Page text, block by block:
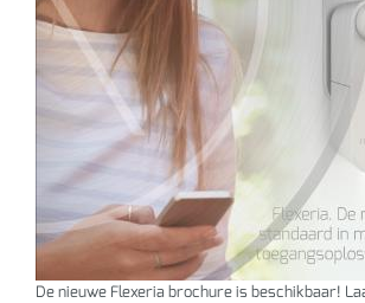
De nieuwe Flexeria brochure is beschikbaar!